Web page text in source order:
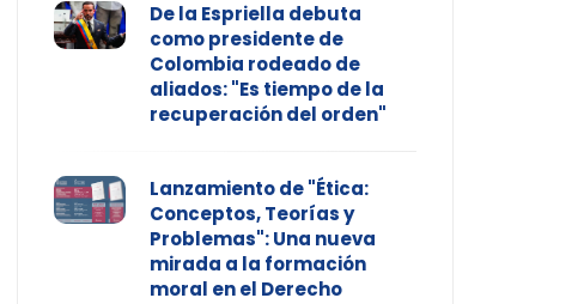
De la Espriella debuta
como presidente de
Colombia rodeado de
aliados: "Es tiempo de la
recuperación del orden"
Lanzamiento de "Ética:
Conceptos, Teorías y
Problemas": Una nueva
mirada a la formación
moral en el Derecho